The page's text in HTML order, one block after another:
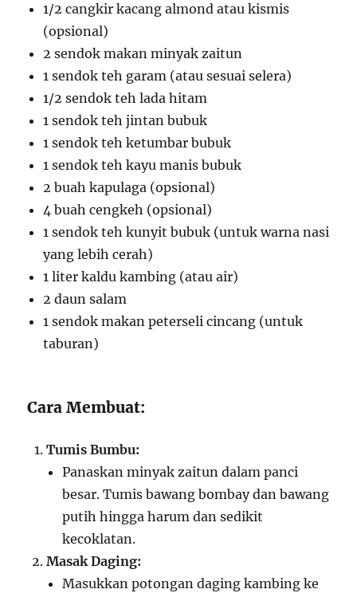
1/2 cangkir kacang almond atau kismis
(opsional)
2 sendok makan minyak zaitun
1 sendok teh garam (atau sesuai selera)
1/2 sendok teh lada hitam
1 sendok teh jintan bubuk
1 sendok teh ketumbar bubuk
1 sendok teh kayu manis bubuk
2 buah kapulaga (opsional)
4 buah cengkeh (opsional)
1 sendok teh kunyit bubuk (untuk warna nasi
yang lebih cerah)
1 liter kaldu kambing (atau air)
2 daun salam
1 sendok makan peterseli cincang (untuk
taburan)
Cara Membuat:
Tumis Bumbu:
Panaskan minyak zaitun dalam panci
besar. Tumis bawang bombay dan bawang
putih hingga harum dan sedikit
kecoklatan.
Masak Daging:
Masukkan potongan daging kambing ke